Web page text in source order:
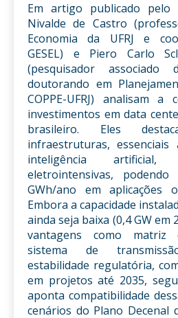
Em artigo publicado pelo
Nivalde de Castro
Economia da UFRJ e
GESEL) e Piero Carlo
(pesquisador associado
doutorando em
COPPE-UFRJ) analisam a
investimentos em data
brasileiro. Eles
infraestruturas,
inteligência
eletrointensivas,
GWh/ano em aplicações
Embora a capacidade
ainda seja baixa (0,4 GW em
vantagens como matriz
sistema de
estabilidade regulatória,
em projetos até 2035,
aponta compatibilidade
cenários do Plano Decenal